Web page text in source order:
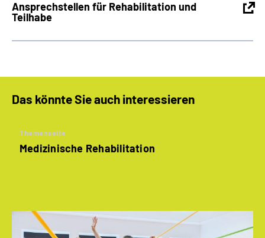
Ansprechstellen für Rehabilitation und
Teilhabe
Das könnte Sie auch interessieren
Themenseite
Medizinische Rehabilitation